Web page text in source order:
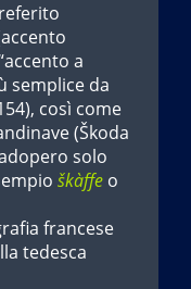
a
semplice da
così come
(Škoda
solo
škàffe o
francese
tedesca